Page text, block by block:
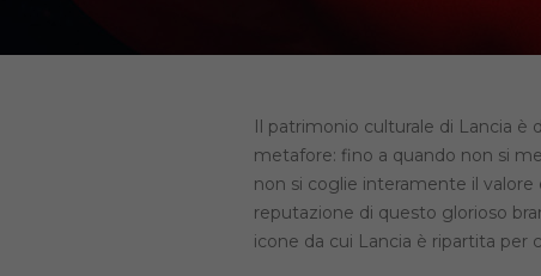
Il patrimonio culturale di Lancia è
metafore: fino a quando non si
non si coglie interamente il valore
reputazione di questo glorioso
icone da cui Lancia è ripartita per